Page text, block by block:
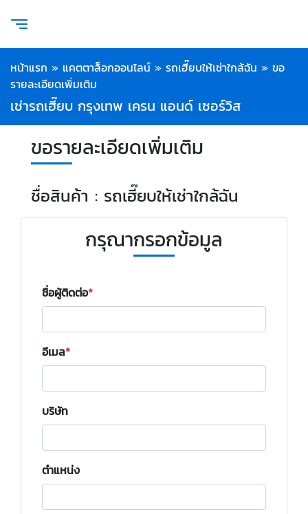
หน้าแรก » แคตตาล็อกออนไลน์ » รถเฮี๊ยบให้เช่าใกล้ฉัน » ขอ
รายละเอียดเพิ่มเติม
เช่ารถเฮี๊ยบ กรุงเทพ เครน แอนด์ เซอร์วิส
ขอรายละเอียดเพิ่มเติม
ชื่อสินค้า : รถเฮี๊ยบให้เช่าใกล้ฉัน
กรุณากรอกข้อมูล
ชื่อผู้ติดต่อ
อีเมล
บริษัท
ตำแหน่ง